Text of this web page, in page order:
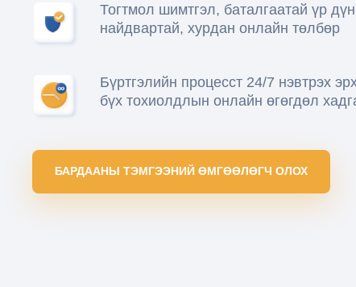
Тогтмол шимтгэл, баталгаатай үр
найдвартай, хурдан онлайн төлбөр
Бүртгэлийн процесст 24/7 нэвтрэх
бүх тохиолдлын онлайн өгөгдөл
БАРДААНЫ ТЭМГЭЭНИЙ ӨМГӨӨЛӨГЧ ОЛОХ